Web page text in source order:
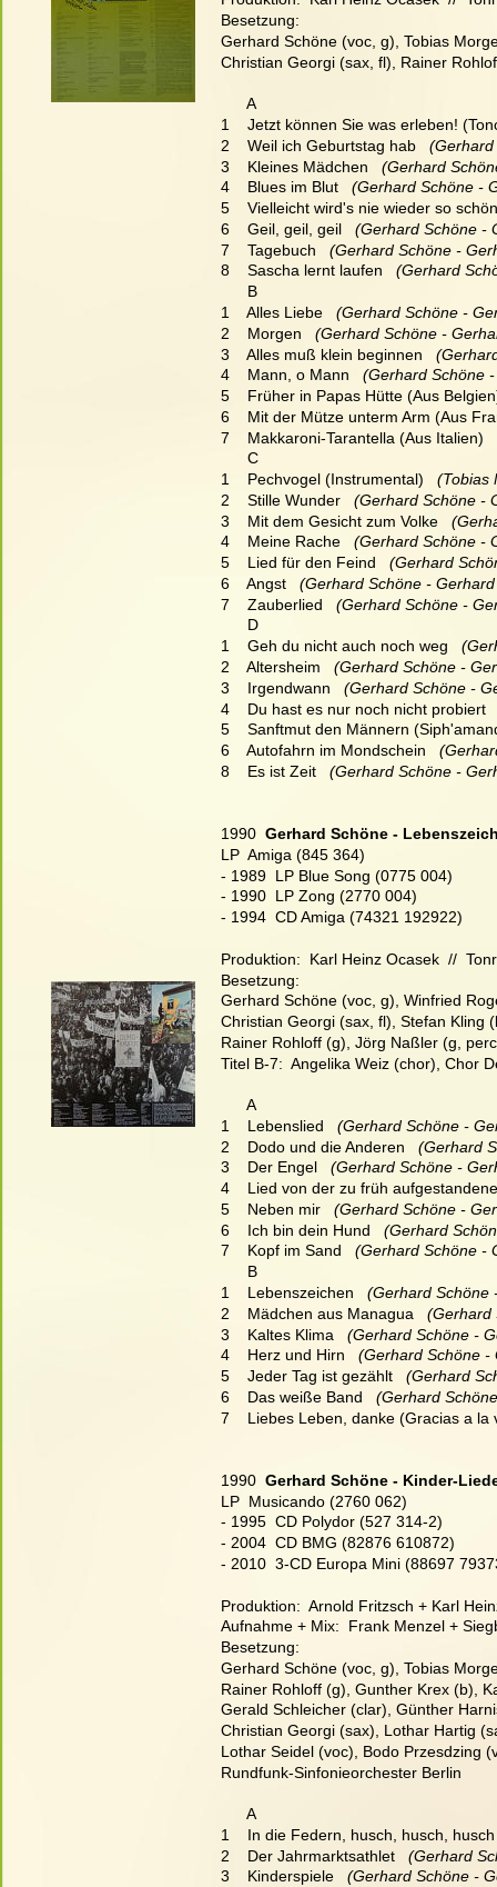
Besetzung:
Gerhard Schöne (voc, g), Tobias
Christian Georgi (sax, fl), Rainer
      A
1    Jetzt können Sie was erleben!
2    Weil ich Geburtstag hab
3    Kleines Mädchen
(Gerhard
4    Blues im Blut
(Gerhard Schöne -
5    Vielleicht wird's nie wieder so schön
6    Geil, geil, geil
(Gerhard Schöne -
7    Tagebuch
(Gerhard Schöne -
8    Sascha lernt laufen
(Gerhard
      B
1    Alles Liebe
(Gerhard Schöne -
2    Morgen
(Gerhard Schöne -
3    Alles muß klein beginnen
4    Mann, o Mann
(Gerhard Schöne
5    Früher in Papas Hütte (Aus
6    Mit der Mütze unterm Arm (Aus
7    Makkaroni-Tarantella (Aus Italien)
      C
1    Pechvogel (Instrumental)
2    Stille Wunder
(Gerhard Schöne -
3    Mit dem Gesicht zum Volke
4    Meine Rache
(Gerhard Schöne -
5    Lied für den Feind
(Gerhard
6    Angst
(Gerhard Schöne -
7    Zauberlied
(Gerhard Schöne -
      D
1    Geh du nicht auch noch weg
2    Altersheim
(Gerhard Schöne -
3    Irgendwann
(Gerhard Schöne -
4    Du hast es nur noch nicht probiert
5    Sanftmut den Männern
6    Autofahrn im Mondschein
8    Es ist Zeit
(Gerhard Schöne -
1990 Gerhard Schöne -
LP  Amiga (845 364)
- 1989  LP Blue Song (0775 004)
- 1990  LP Zong (2770 004)
- 1994  CD Amiga (74321 192922)
Produktion:  Karl Heinz Ocasek  //
Besetzung:
Gerhard Schöne (voc, g), Winfried
Christian Georgi (sax, fl), Stefan Kling
Rainer Rohloff (g), Jörg Naßler (g,
Titel B-7:  Angelika Weiz (chor), Chor
      A
1    Lebenslied
(Gerhard Schöne -
2    Dodo und die Anderen
(Gerhard
3    Der Engel
(Gerhard Schöne -
4    Lied von der zu früh
5    Neben mir
(Gerhard Schöne -
6    Ich bin dein Hund
(Gerhard
7    Kopf im Sand
(Gerhard Schöne -
      B
1    Lebenszeichen
(Gerhard Schöne
2    Mädchen aus Managua
3    Kaltes Klima
(Gerhard Schöne -
4    Herz und Hirn
(Gerhard Schöne
5    Jeder Tag ist gezählt
(Gerhard
6    Das weiße Band
(Gerhard
7    Liebes Leben, danke (Gracias a la
1990 Gerhard Schöne - Kinder-
LP  Musicando (2760 062)
- 1995  CD Polydor (527 314-2)
- 2004  CD BMG (82876 610872)
- 2010  3-CD Europa Mini (88697
Produktion:  Arnold Fritzsch + Karl
Aufnahme + Mix:  Frank Menzel +
Besetzung:
Gerhard Schöne (voc, g), Tobias
Rainer Rohloff (g), Gunther Krex (b),
Gerald Schleicher (clar), Günther
Christian Georgi (sax), Lothar Hartig
Lothar Seidel (voc), Bodo Przesdzing
Rundfunk-Sinfonieorchester Berlin
      A
1    In die Federn, husch, husch, husch
2    Der Jahrmarktsathlet
(Gerhard
3    Kinderspiele
(Gerhard Schöne -